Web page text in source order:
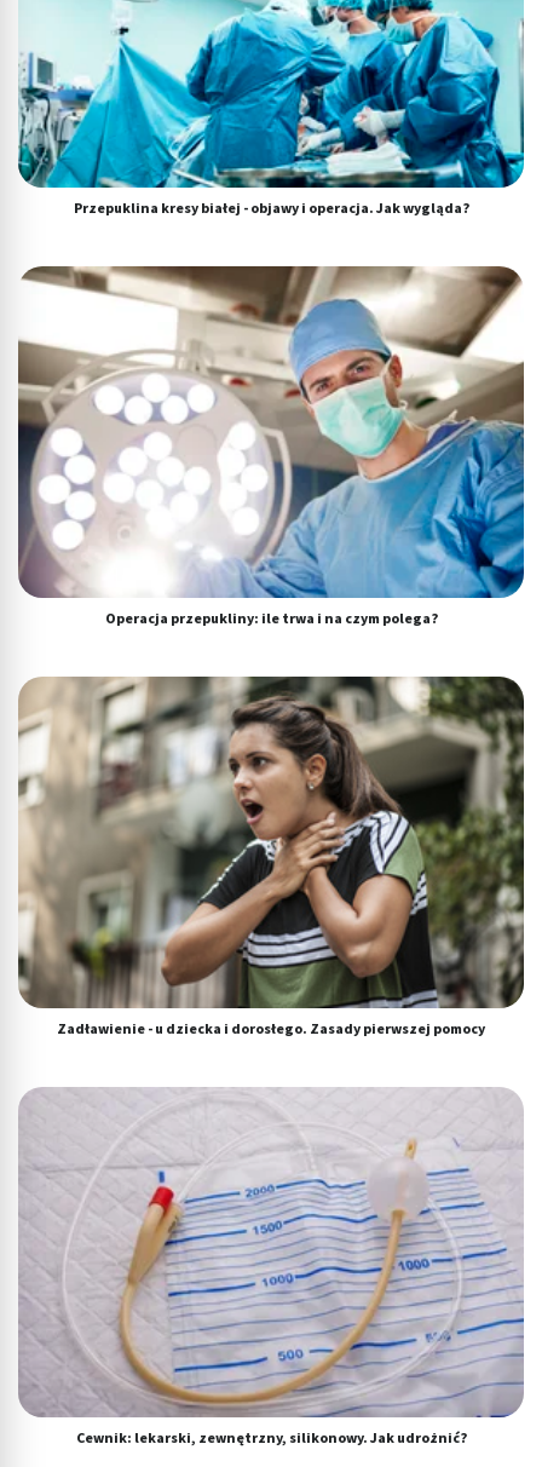
Przepuklina kresy białej - objawy i operacja. Jak wygląda?
Operacja przepukliny: ile trwa i na czym polega?
Zadławienie - u dziecka i dorosłego. Zasady pierwszej pomocy
Cewnik: lekarski, zewnętrzny, silikonowy. Jak udrożnić?